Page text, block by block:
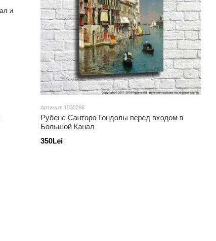
Артикул: 1030298
Рубенс Санторо Гондолы перед входом в
Большой Канал
350Lei